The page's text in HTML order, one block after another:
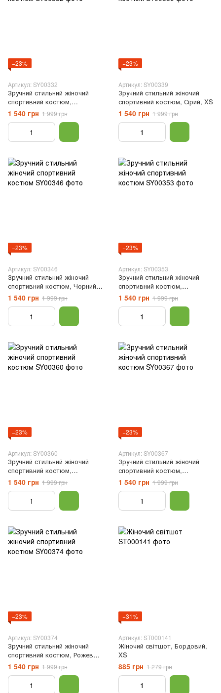
−23%
Артикул: SY00332
Зручний стильний жіночий
спортивний костюм,
Бордовий, XS
1 540 грн 1 999 грн
−23%
Артикул: SY00339
Зручний стильний жіночий
спортивний костюм, Сірий, XS
1 540 грн 1 999 грн
−23%
Артикул: SY00346
Зручний стильний жіночий
спортивний костюм, Чорний,
XS
1 540 грн 1 999 грн
−23%
Артикул: SY00353
Зручний стильний жіночий
спортивний костюм,
Коричневий, XS
1 540 грн 1 999 грн
−23%
Артикул: SY00360
Зручний стильний жіночий
спортивний костюм,
Помаранчевий, XS
1 540 грн 1 999 грн
−23%
Артикул: SY00367
Зручний стильний жіночий
спортивний костюм,
Червоний, XS
1 540 грн 1 999 грн
−23%
Артикул: SY00374
Зручний стильний жіночий
спортивний костюм, Рожевий,
XS
1 540 грн 1 999 грн
−31%
Артикул: ST000141
Жіночий світшот, Бордовий,
XS
885 грн 1 279 грн